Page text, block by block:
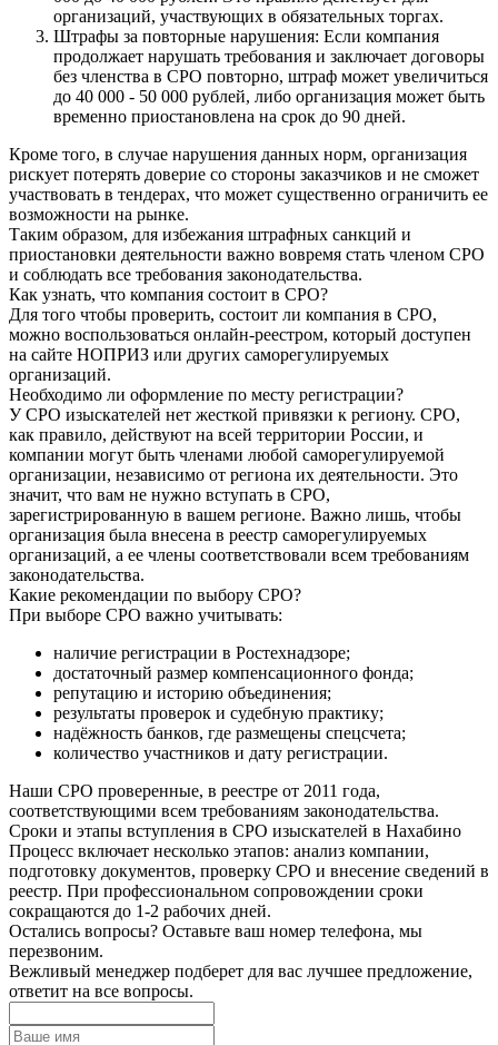
организаций, участвующих в обязательных торгах.
Штрафы за повторные нарушения: Если компания
продолжает нарушать требования и заключает договоры
без членства в СРО повторно, штраф может увеличиться
до 40 000 - 50 000 рублей, либо организация может быть
временно приостановлена на срок до 90 дней.
Кроме того, в случае нарушения данных норм, организация
рискует потерять доверие со стороны заказчиков и не сможет
участвовать в тендерах, что может существенно ограничить ее
возможности на рынке.
Таким образом, для избежания штрафных санкций и
приостановки деятельности важно вовремя стать членом СРО
и соблюдать все требования законодательства.
Как узнать, что компания состоит в СРО?
Для того чтобы проверить, состоит ли компания в СРО,
можно воспользоваться онлайн-реестром, который доступен
на сайте НОПРИЗ или других саморегулируемых
организаций.
Необходимо ли оформление по месту регистрации?
У СРО изыскателей нет жесткой привязки к региону. СРО,
как правило, действуют на всей территории России, и
компании могут быть членами любой саморегулируемой
организации, независимо от региона их деятельности. Это
значит, что вам не нужно вступать в СРО,
зарегистрированную в вашем регионе. Важно лишь, чтобы
организация была внесена в реестр саморегулируемых
организаций, а ее члены соответствовали всем требованиям
законодательства.
Какие рекомендации по выбору СРО?
При выборе СРО важно учитывать:
наличие регистрации в Ростехнадзоре;
достаточный размер компенсационного фонда;
репутацию и историю объединения;
результаты проверок и судебную практику;
надёжность банков, где размещены спецсчета;
количество участников и дату регистрации.
Наши СРО проверенные, в реестре от 2011 года,
соответствующими всем требованиям законодательства.
Сроки и этапы вступления в СРО изыскателей в Нахабино
Процесс включает несколько этапов: анализ компании,
подготовку документов, проверку СРО и внесение сведений в
реестр. При профессиональном сопровождении сроки
сокращаются до 1-2 рабочих дней.
Остались вопросы? Оставьте ваш номер телефона, мы
перезвоним.
Вежливый менеджер подберет для вас лучшее предложение,
ответит на все вопросы.